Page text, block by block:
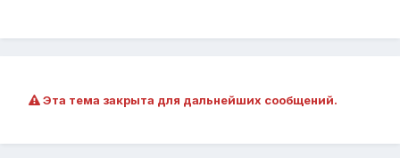
Эта тема закрыта для дальнейших сообщений.